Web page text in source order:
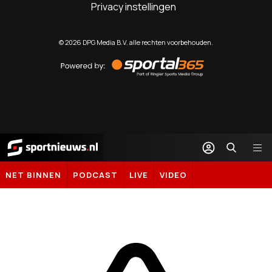
Privacy instellingen
©2026 DPG Media B.V. alle rechten voorbehouden.
by
Sportal365
Sportnieuws.nl
NET BINNEN PODCAST LIVE VIDEO